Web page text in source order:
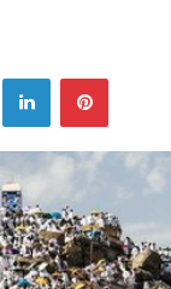
LinkedInPinterest